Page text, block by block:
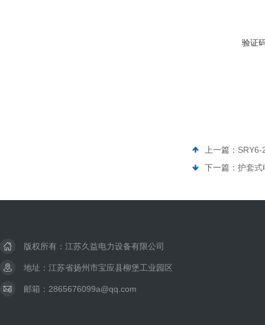
验证
上一篇： SRY6-
下一篇： 护套式
版权所有：江苏久益电力设备有限公司
地址：江苏省扬州市宝应县柳堡工业园区
邮箱：2865676099a@qq.com